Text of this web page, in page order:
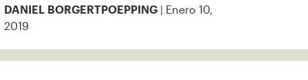
DANIEL BORGERTPOEPPING
| Enero 10,
2019